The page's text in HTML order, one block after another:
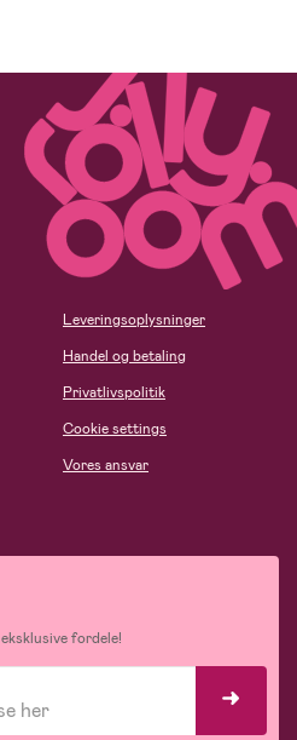
Leveringsoplysninger
Handel og betaling
Privatlivspolitik
Cookie settings
Vores ansvar
fordele!